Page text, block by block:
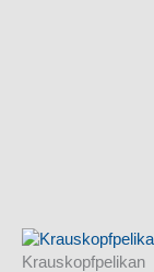
Krauskopfpelikan